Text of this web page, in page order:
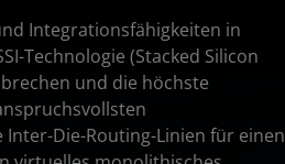
Integrationsfähigkeiten in
Technologie (Stacked Silicon
und die höchste
Die-Routing-Linien für einen